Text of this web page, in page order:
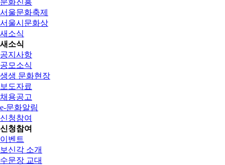
문화진흥
서울문화축제
서울시문화상
새소식
새소식
공지사항
공모소식
생생 문화현장
보도자료
채용공고
e-문화알림
신청참여
신청참여
이벤트
보신각 소개
수문장 교대